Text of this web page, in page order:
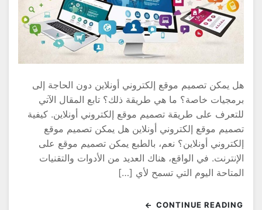
يمكن تصميم موقع إلكتروني أونلاين دون الحاجة إلى
خاصة؟ ما هي طريقة ذلك؟ تابع المقال الآتي
على طريقة تصميم موقع إلكتروني أونلاين. كيفية
موقع إلكتروني أونلاين هل يمكن تصميم موقع
أونلاين؟ نعم، بالطبع يمكن تصميم موقع على
في الواقع، هناك العديد من الأدوات والتقنيات
اليوم التي تسمح لأي […]
CONTINUE